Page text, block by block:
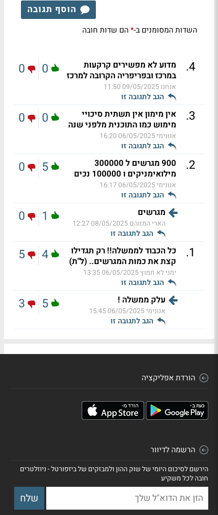
הוסף תגובה
השדות המסומנים ב-*הם שדות חובה
4
.
מדוע לא מפשירים קרקעות
במרכז ובפריפריה הקרובה למרכז
אנחנו09/05/2025 11:50
הגב לתגובה זו
0
0
3
.
אין מימון אין תשתית סיכויי
מימוש כמו התוכנית מלפני שנה
אנונימי06/05/2025 16:20
הגב לתגובה זו
0
0
2
.
900 מגרשים ל 300000
מילואימניקים ו 100000 נכים
אנונימי06/05/2025 16:17
הגב לתגובה זו
5
0
מגרשים
הארי המזוהם08/05/2025 12:27
הגב לתגובה זו
1
0
1
.
כל הכבוד לממשלה!! רק תגדילו
קצת את כמות המגרשים.. (ל"ת)
ימני לא חמוץ06/05/2025 13:35
הגב לתגובה זו
4
5
עלק ממשלה !
אנונימי06/05/2025 15:45
הגב לתגובה זו
5
3
הורדת אפליקציה
הרשמה לדיוור
הירשם לסיכום היומי של שוק ההון ולמבזקים של ביזפורטל - ניוזלטרים
חובה לכל משקיע